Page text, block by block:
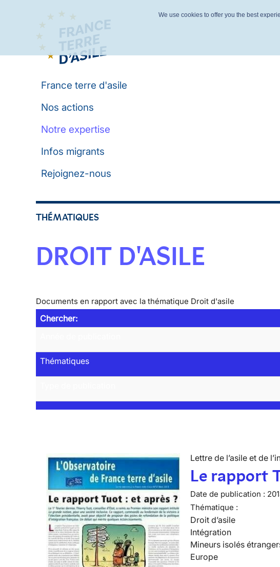
France terre d'asile
Nos actions
Notre expertise
Infos migrants
Rejoignez-nous
THÉMATIQUES
DROIT D'ASILE
Documents en rapport avec la thématique Droit d'asile
Chercher:
Thématiques
Lettre de l’asile et de
Le rapport
Date de publication :
Thématique :
Droit d’asile
Intégration
Mineurs isolés
Europe
We use cookies to offer you the best